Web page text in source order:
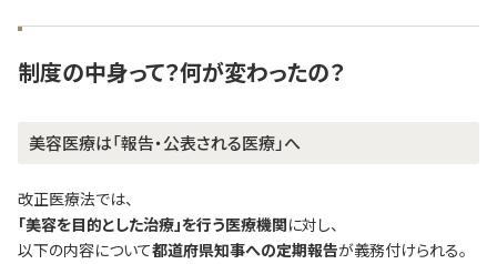
制度の中身って？何が変わったの？
美容医療は「報告・公表される医療」へ
改正医療法では、
「美容を目的とした治療」を行う医療機関に対し、
以下の内容について都道府県知事への定期報告が義務付けられる。